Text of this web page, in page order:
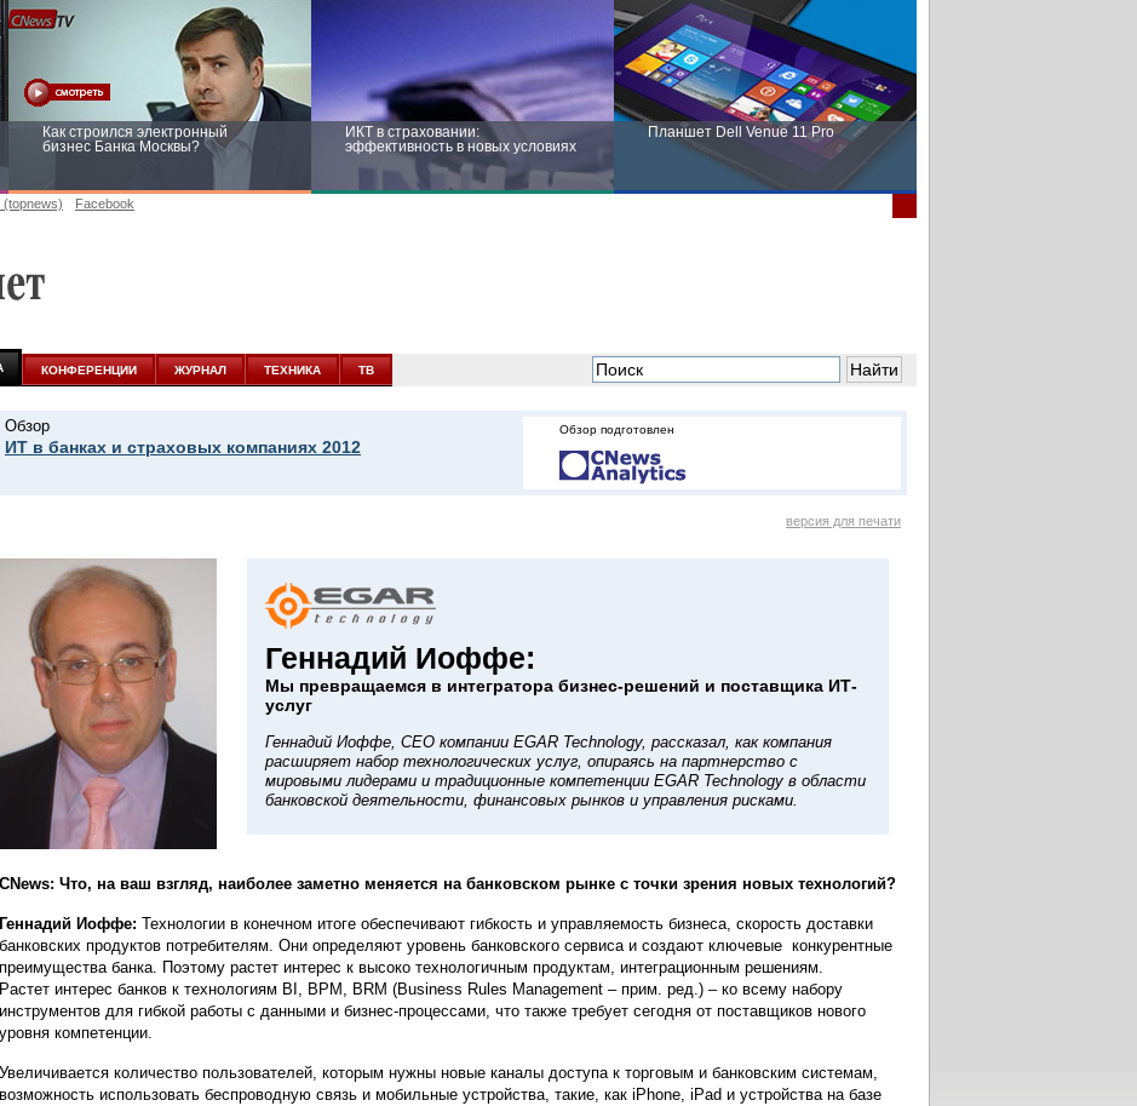
Как строился электронный
бизнес Банка Москвы?
ИКТ в страховании:
эффективность в новых условиях
Планшет Dell Venue 11 Pro
новых условиях
(topnews) Facebook
КОНФЕРЕНЦИИ ЖУРНАЛ ТЕХНИКА ТВ
Обзор
ИТ в банках и страховых компаниях 2012
Обзор подготовлен
версия для печати
Геннадий Иоффе:
Мы превращаемся в интегратора бизнес-решений и поставщика ИТ-
услуг
Геннадий Иоффе, CEO компании EGAR Technology, рассказал, как компания
расширяет набор технологических услуг, опираясь на партнерство с
мировыми лидерами и традиционные компетенции EGAR Technology в области
банковской деятельности, финансовых рынков и управления рисками.
CNews: Что, на ваш взгляд, наиболее заметно меняется на банковском рынке с точки зрения новых технологий?
Геннадий Иоффе: Технологии в конечном итоге обеспечивают гибкость и управляемость бизнеса, скорость доставки
банковских продуктов потребителям. Они определяют уровень банковского сервиса и создают ключевые конкурентные
преимущества банка. Поэтому растет интерес к высоко технологичным продуктам, интеграционным решениям.
Растет интерес банков к технологиям BI, BPM, BRM (Business Rules Management – прим. ред.) – ко всему набору
инструментов для гибкой работы с данными и бизнес-процессами, что также требует сегодня от поставщиков нового
уровня компетенции.
Увеличивается количество пользователей, которым нужны новые каналы доступа к торговым и банковским системам,
возможность использовать беспроводную связь и мобильные устройства, такие, как iPhone, iPad и устройства на базе